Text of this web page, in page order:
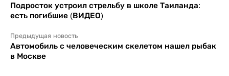
Подросток устроил стрельбу в школе Таиланда:
есть погибшие (ВИДЕО)
Предыдущая новость
Автомобиль с человеческим скелетом нашел рыбак
в Москве